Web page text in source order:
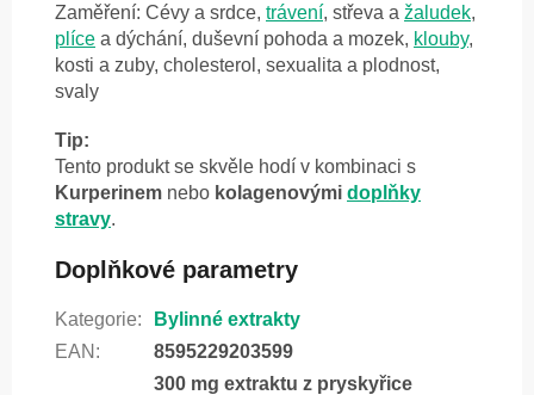
Zaměření: Cévy a srdce, trávení, střeva a žaludek,
plíce a dýchání, duševní pohoda a mozek, klouby,
kosti a zuby, cholesterol, sexualita a plodnost,
svaly
Tip:
Tento produkt se skvěle hodí v kombinaci s
Kurperinem nebo kolagenovými doplňky
stravy.
Doplňkové parametry
Kategorie:
Bylinné extrakty
EAN : 8595229203599
300 mg extraktu z pryskyřice